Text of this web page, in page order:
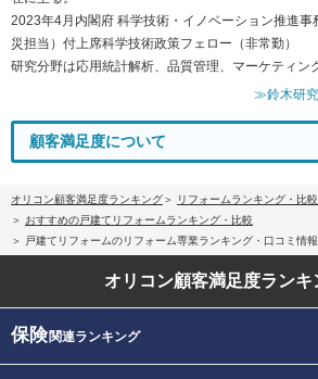
2023年4月内閣府 科学技術・イノベーション推進事
災担当）付上席科学技術政策フェロー（非常勤）
研究分野は応用統計解析、品質管理、マーケティン
≫鈴木研究
顧客満足度について
オリコン顧客満足度ランキング
リフォームランキング・比較
おすすめの戸建てリフォームランキング・比較
戸建てリフォームのリフォーム専業ランキング・口コミ情報
オリコン顧客満足度ランキ
保険関連ランキング